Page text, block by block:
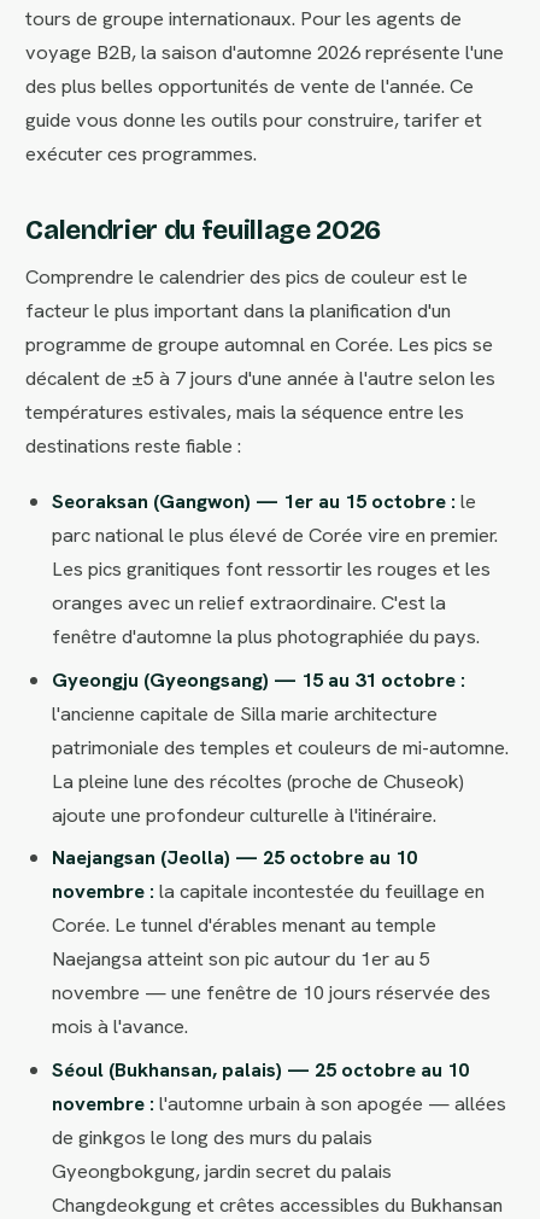
tours de groupe internationaux. Pour les agents de
voyage B2B, la saison d'automne 2026 représente l'une
des plus belles opportunités de vente de l'année. Ce
guide vous donne les outils pour construire, tarifer et
exécuter ces programmes.
Calendrier du feuillage 2026
Comprendre le calendrier des pics de couleur est le
facteur le plus important dans la planification d'un
programme de groupe automnal en Corée. Les pics se
décalent de ±5 à 7 jours d'une année à l'autre selon les
températures estivales, mais la séquence entre les
destinations reste fiable :
Seoraksan (Gangwon) — 1er au 15 octobre : le
parc national le plus élevé de Corée vire en premier.
Les pics granitiques font ressortir les rouges et les
oranges avec un relief extraordinaire. C'est la
fenêtre d'automne la plus photographiée du pays.
Gyeongju (Gyeongsang) — 15 au 31 octobre :
l'ancienne capitale de Silla marie architecture
patrimoniale des temples et couleurs de mi-automne.
La pleine lune des récoltes (proche de Chuseok)
ajoute une profondeur culturelle à l'itinéraire.
Naejangsan (Jeolla) — 25 octobre au 10
novembre : la capitale incontestée du feuillage en
Corée. Le tunnel d'érables menant au temple
Naejangsa atteint son pic autour du 1er au 5
novembre — une fenêtre de 10 jours réservée des
mois à l'avance.
Séoul (Bukhansan, palais) — 25 octobre au 10
novembre : l'automne urbain à son apogée — allées
de ginkgos le long des murs du palais
Gyeongbokgung, jardin secret du palais
Changdeokgung et crêtes accessibles du Bukhansan